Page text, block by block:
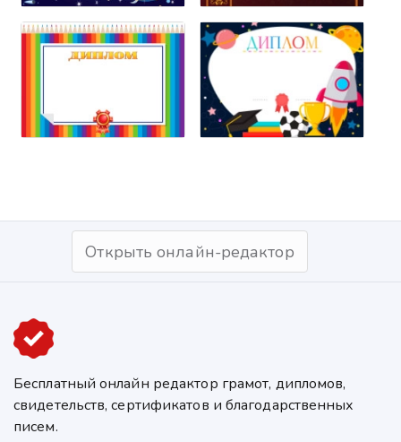
Открыть онлайн-редактор
Бесплатный онлайн редактор грамот, дипломов,
свидетельств, сертификатов и благодарственных
писем.